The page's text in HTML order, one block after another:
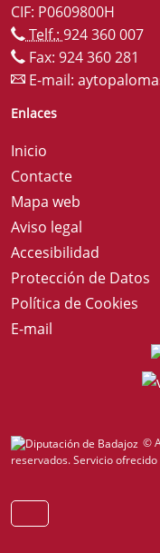
CIF: P0609800H
Telf.: 924 360 007
Fax: 924 360 281
E-mail:
Enlaces
Inicio
Contacte
Mapa web
Aviso legal
Accesibilidad
Protección de Datos
Política de Cookies
E-mail
©
reservados.Servicio